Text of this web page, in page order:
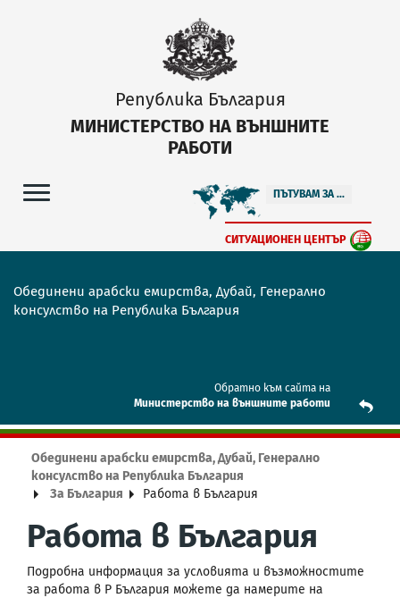
Република България
МИНИСТЕРСТВО НА ВЪНШНИТЕ
РАБОТИ
ПЪТУВАМ ЗА ...
СИТУАЦИОНЕН ЦЕНТЪР
Обединени арабски емирства, Дубай, Генерално
консулство на Република България
Обратно към сайта на
Mинистерство на външните работи
Обединени арабски емирства, Дубай, Генерално
консулство на Република България
За България
Работа в България
Работа в България
Подробна информация за условията и възможностите
за работа в Р България можете да намерите на